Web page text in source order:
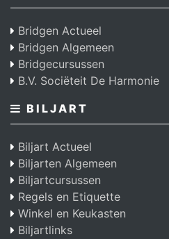
Bridgen Actueel
Bridgen Algemeen
Bridgecursussen
B.V. Sociëteit De Harmonie
BILJART
Biljart Actueel
Biljarten Algemeen
Biljartcursussen
Regels en Etiquette
Winkel en Keukasten
Biljartlinks